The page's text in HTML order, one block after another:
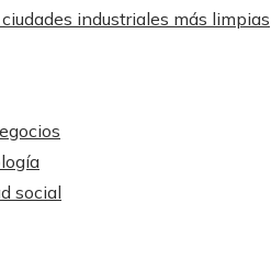
industriales más limpias
social